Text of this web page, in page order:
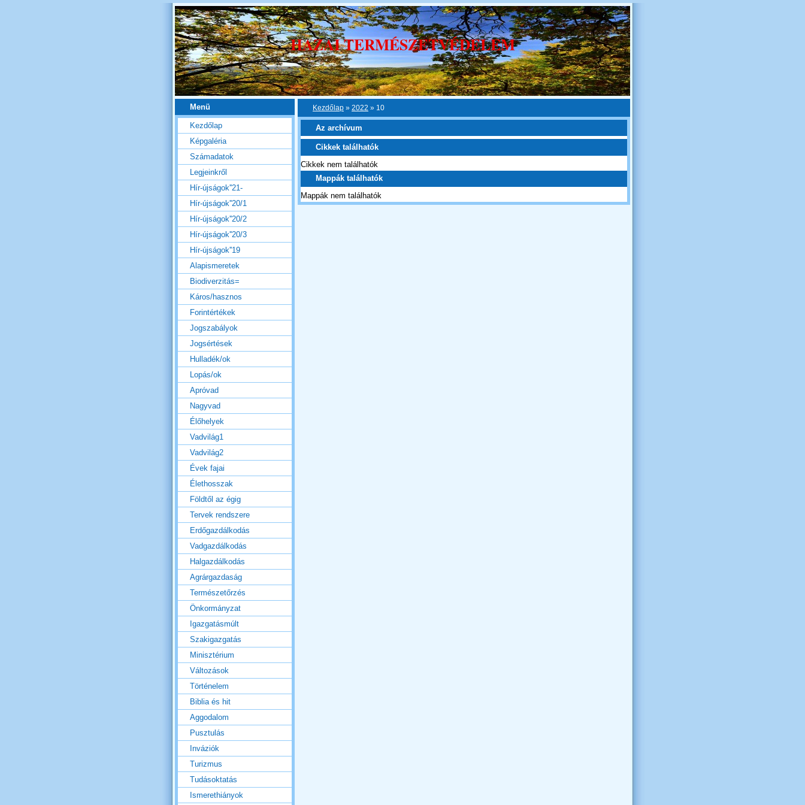
HAZAI TERMÉSZETVÉDELEM
Kezdőlap » 2022 » 10
Az archívum
Cikkek találhatók
Cikkek nem találhatók
Mappák találhatók
Mappák nem találhatók
Menü
Kezdőlap
Képgaléria
Számadatok
Legjeinkről
Hír-újságok''21-
Hír-újságok''20/1
Hír-újságok''20/2
Hír-újságok''20/3
Hír-újságok''19
Alapismeretek
Biodiverzitás=
Káros/hasznos
Forintértékek
Jogszabályok
Jogsértések
Hulladék/ok
Lopás/ok
Apróvad
Nagyvad
Élőhelyek
Vadvilág1
Vadvilág2
Évek fajai
Élethosszak
Földtől az égig
Tervek rendszere
Erdőgazdálkodás
Vadgazdálkodás
Halgazdálkodás
Agrárgazdaság
Természetőrzés
Önkormányzat
Igazgatásmúlt
Szakigazgatás
Minisztérium
Változások
Történelem
Biblia és hit
Aggodalom
Pusztulás
Inváziók
Turizmus
Tudásoktatás
Ismerethiányok